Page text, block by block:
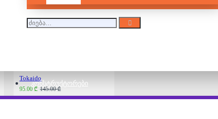
ᲙᲝᲜᲡᲢᲠᲣᲥᲢᲝᲠᲔᲑᲘ
Tokaido
95.00 ₾ 145.00 ₾